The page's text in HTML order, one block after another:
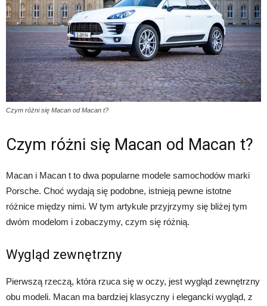
Czym różni się Macan od Macan t?
Czym różni się Macan od Macan t?
Macan i Macan t to dwa popularne modele samochodów marki
Porsche. Choć wydają się podobne, istnieją pewne istotne
różnice między nimi. W tym artykule przyjrzymy się bliżej tym
dwóm modelom i zobaczymy, czym się różnią.
Wygląd zewnętrzny
Pierwszą rzeczą, która rzuca się w oczy, jest wygląd zewnętrzny
obu modeli. Macan ma bardziej klasyczny i elegancki wygląd, z